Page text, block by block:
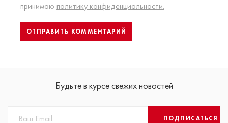
принимаю политику конфиденциальности.
Будьте в курсе свежих новостей
ПОДПИСАТЬСЯ